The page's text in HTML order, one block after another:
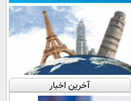
آخرین اخبار